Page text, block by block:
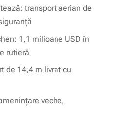
transport aerian de
1,1 milioane USD în
rutieră
de 14,4 m livrat cu
veche,